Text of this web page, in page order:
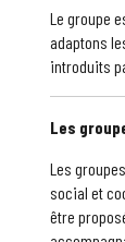
Le groupe
adaptons
introduits
Les
Les
social et
être